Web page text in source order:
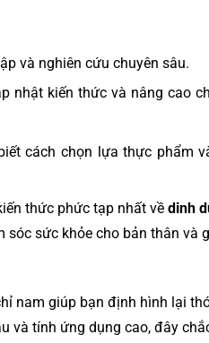
và nghiên cứu chuyên sâu.
nhật kiến thức và nâng cao
cách chọn lựa thực phẩm
thức phức tạp nhất về dinh
sóc sức khỏe cho bản thân và
nam giúp bạn định hình lại
và tính ứng dụng cao, đây